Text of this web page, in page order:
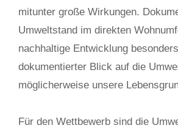
mitunter große Wirkungen.
Umweltstand im direkten
nachhaltige Entwicklung
dokumentierter Blick auf die
möglicherweise unsere
Für den Wettbewerb sind die